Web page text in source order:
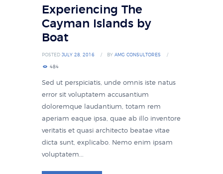
Experiencing The
Cayman Islands by
Boat
POSTED JULY 28, 2016 BY AMG CONSULTORES
484
Sed ut perspiciatis, unde omnis iste natus
error sit voluptatem accusantium
doloremque laudantium, totam rem
aperiam eaque ipsa, quae ab illo inventore
veritatis et quasi architecto beatae vitae
dicta sunt, explicabo. Nemo enim ipsam
voluptatem...